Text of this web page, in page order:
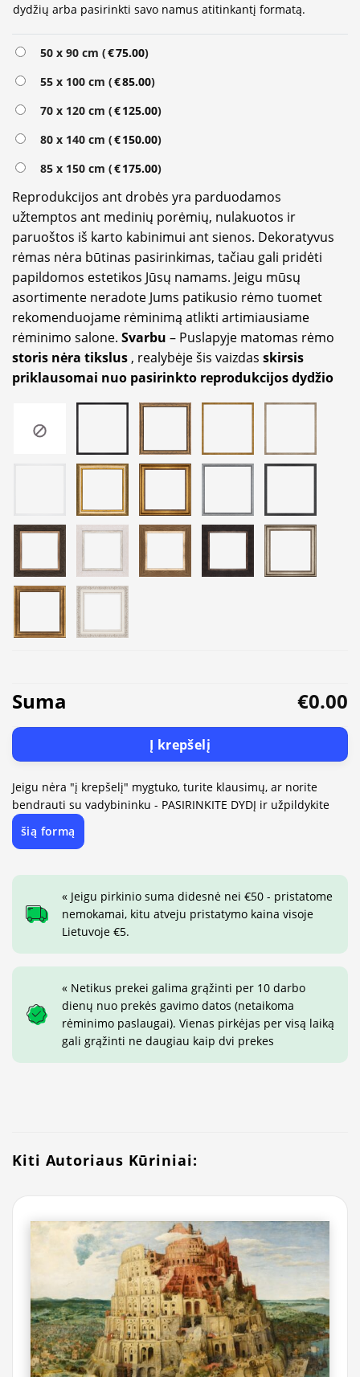
dydžių arba pasirinkti savo namus atitinkantį formatą.
50 x 90 cm (€75.00)
55 x 100 cm (€85.00)
70 x 120 cm (€125.00)
80 x 140 cm (€150.00)
85 x 150 cm (€175.00)
Reprodukcijos ant drobės yra parduodamos
užtemptos ant medinių porėmių, nulakuotos ir
paruoštos iš karto kabinimui ant sienos. Dekoratyvus
rėmas nėra būtinas pasirinkimas, tačiau gali pridėti
papildomos estetikos Jūsų namams. Jeigu mūsų
asortimente neradote Jums patikusio rėmo tuomet
rekomenduojame rėminimą atlikti artimiausiame
rėminimo salone. Svarbu – Puslapyje matomas rėmo
storis nėra tikslus , realybėje šis vaizdas skirsis
priklausomai nuo pasirinkto reprodukcijos dydžio
Suma €0.00
Į krepšelį
Alternative:
Jeigu nėra "į krepšelį" mygtuko, turite klausimų, ar norite
bendrauti su vadybininku - PASIRINKITE DYDĮ ir užpildykite
šią formą
« Jeigu pirkinio suma didesnė nei €50 - pristatome
nemokamai, kitu atveju pristatymo kaina visoje
Lietuvoje €5.
« Netikus prekei galima grąžinti per 10 darbo
dienų nuo prekės gavimo datos (netaikoma
rėminimo paslaugai). Vienas pirkėjas per visą laiką
gali grąžinti ne daugiau kaip dvi prekes
Kiti Autoriaus Kūriniai: